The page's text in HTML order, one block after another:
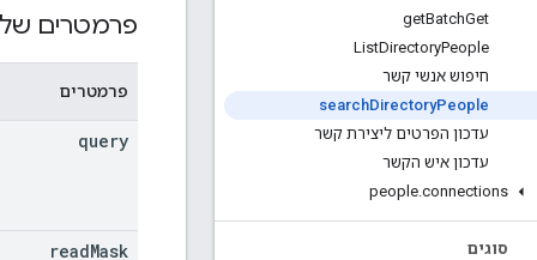
getBatchGet
ListDirectoryPeople
חיפוש אנשי קשר
searchDirectoryPeople
עדכון הפרטים ליצירת קשר
עדכון איש הקשר
people.connections
סוגים
פרמטרים
פרמטרים
query
readMask